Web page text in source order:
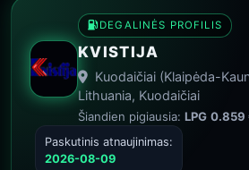
DEGALINĖS PROFILIS
KVISTIJA
Kuodaičiai (Klaipėda-
Lithuania, Kuodaičiai
Šiandien pigiausia: LPG 0.859
Paskutinis atnaujinimas:
2026-08-09